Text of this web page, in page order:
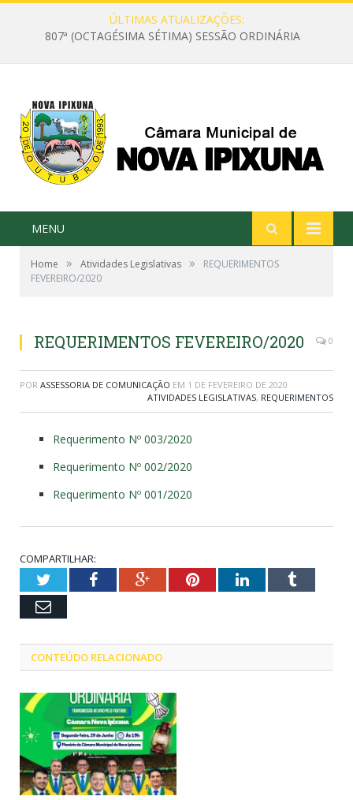
ÚLTIMAS ATUALIZAÇÕES:
807ª (OCTAGÉSIMA SÉTIMA) SESSÃO ORDINÁRIA
MENU
Home » Atividades Legislativas »
REQUERIMENTOS
FEVEREIRO/2020
REQUERIMENTOS FEVEREIRO/2020 0
POR ASSESSORIA DE COMUNICAÇÃO EM 1 DE FEVEREIRO DE 2020
ATIVIDADES LEGISLATIVAS, REQUERIMENTOS
Requerimento Nº 003/2020
Requerimento Nº 002/2020
Requerimento Nº 001/2020
COMPARTILHAR:
TwitterFacebookGoogle+PinterestLinkedInTumblr
Email
CONTEÚDO RELACIONADO